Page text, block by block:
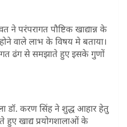
परंपरागत पौष्टिक खाद्यान्न के
वाले लाभ के विषय मे बताया।
ढंग से समझाते हुए इसके गुणों
डॉ. करण सिंह ने शुद्ध आहार हेतु
हुए खाद्य प्रयोगशालाओं के